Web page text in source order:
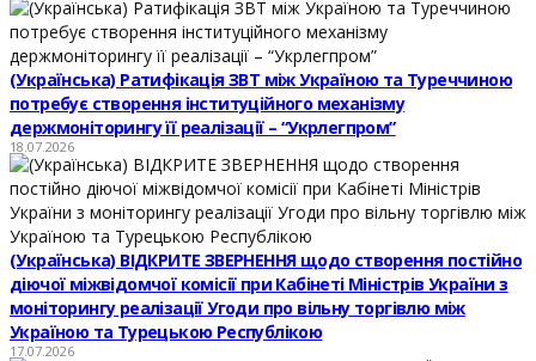
(Українська) Ратифікація ЗВТ між Україною та Туреччиною
потребує створення інституційного механізму
держмоніторингу її реалізації – “Укрлегпром”
18.07.2026
(Українська) ВІДКРИТЕ ЗВЕРНЕННЯ щодо створення постійно
діючої міжвідомчої комісії при Кабінеті Міністрів України з
моніторингу реалізації Угоди про вільну торгівлю між
Україною та Турецькою Республікою
17.07.2026